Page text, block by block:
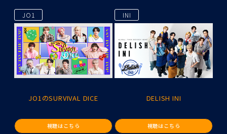
JO1
JO1のSURVIVAL DICE
視聴はこちら
INI
DELISH INI
視聴はこちら